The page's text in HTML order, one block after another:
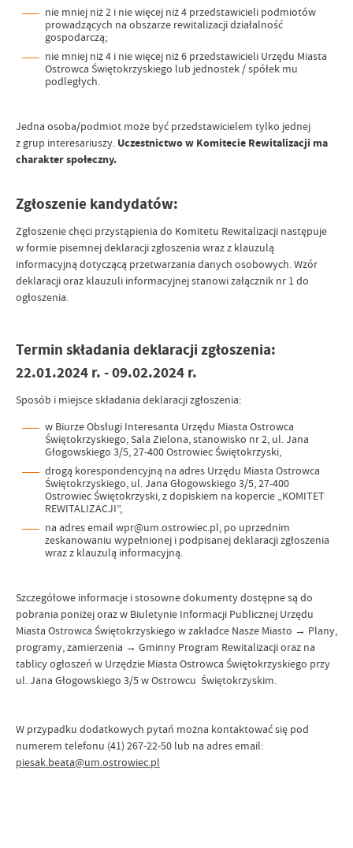
nie mniej niż 2 i nie więcej niż 4 przedstawicieli podmiotów
prowadzących na obszarze rewitalizacji działalność
gospodarczą;
nie mniej niż 4 i nie więcej niż 6 przedstawicieli Urzędu Miasta
Ostrowca Świętokrzyskiego lub jednostek / spółek mu
podległych.
Jedna osoba/podmiot może być przedstawicielem tylko jednej
z grup interesariuszy. Uczestnictwo w Komitecie Rewitalizacji ma
charakter społeczny.
Zgłoszenie kandydatów:
Zgłoszenie chęci przystąpienia do Komitetu Rewitalizacji następuje
w formie pisemnej deklaracji zgłoszenia wraz z klauzulą
informacyjną dotyczącą przetwarzania danych osobowych. Wzór
deklaracji oraz klauzuli informacyjnej stanowi załącznik nr 1 do
ogłoszenia.
Termin składania deklaracji zgłoszenia:
22.01.2024 r. - 09.02.2024 r.
Sposób i miejsce składania deklaracji zgłoszenia:
w Biurze Obsługi Interesanta Urzędu Miasta Ostrowca
Świętokrzyskiego, Sala Zielona, stanowisko nr 2, ul. Jana
Głogowskiego 3/5, 27-400 Ostrowiec Świętokrzyski,
drogą korespondencyjną na adres Urzędu Miasta Ostrowca
Świętokrzyskiego, ul. Jana Głogowskiego 3/5, 27-400
Ostrowiec Świętokrzyski, z dopiskiem na kopercie „KOMITET
REWITALIZACJI”,
na adres email wpr@um.ostrowiec.pl, po uprzednim
zeskanowaniu wypełnionej i podpisanej deklaracji zgłoszenia
wraz z klauzulą informacyjną.
Szczegółowe informacje i stosowne dokumenty dostępne są do
pobrania poniżej oraz w Biuletynie Informacji Publicznej Urzędu
Miasta Ostrowca Świętokrzyskiego w zakładce Nasze Miasto → Plany,
programy, zamierzenia → Gminny Program Rewitalizacji oraz na
tablicy ogłoszeń w Urzędzie Miasta Ostrowca Świętokrzyskiego przy
ul. Jana Głogowskiego 3/5 w Ostrowcu Świętokrzyskim.
W przypadku dodatkowych pytań można kontaktować się pod
numerem telefonu (41) 267-22-50 lub na adres email:
piesak.beata@um.ostrowiec.pl